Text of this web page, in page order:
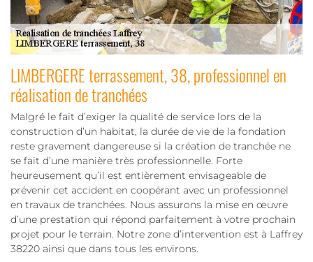
LIMBERGERE terrassement, 38, professionnel en
réalisation de tranchées
Malgré le fait d’exiger la qualité de service lors de la
construction d’un habitat, la durée de vie de la fondation
reste gravement dangereuse si la création de tranchée ne
se fait d’une manière très professionnelle. Forte
heureusement qu’il est entièrement envisageable de
prévenir cet accident en coopérant avec un professionnel
en travaux de tranchées. Nous assurons la mise en œuvre
d’une prestation qui répond parfaitement à votre prochain
projet pour le terrain. Notre zone d’intervention est à Laffrey
38220 ainsi que dans tous les environs.